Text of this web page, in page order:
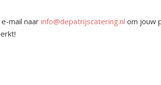
e-mail naarinfo@depatrijscatering.nl om jouw